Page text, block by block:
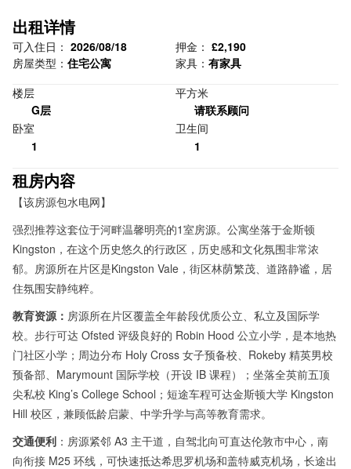
出租详情
可入住日： 2026/08/18 押金： £2,190
房屋类型： 住宅公寓 家具： 有家具
楼层
G层
平方米
请联系顾问
卧室
1
卫生间
1
租房内容
【该房源包水电网】
强烈推荐这套位于河畔温馨明亮的1室房源。公寓坐落于金斯顿
Kingston，在这个历史悠久的行政区，历史感和文化氛围非常浓
郁。房源所在片区是Kingston Vale，街区林荫繁茂、道路静谧，居
住氛围安静纯粹。
教育资源： 房源所在片区覆盖全年龄段优质公立、私立及国际学
校。步行可达 Ofsted 评级良好的 Robin Hood 公立小学，是本地热
门社区小学；周边分布 Holy Cross 女子预备校、Rokeby 精英男校
预备部、Marymount 国际学校（开设 IB 课程）；坐落全英前五顶
尖私校 King’s College School；短途车程可达金斯顿大学 Kingston
Hill 校区，兼顾低龄启蒙、中学升学与高等教育需求。
交通便利 ：房源紧邻 A3 主干道，自驾北向可直达伦敦市中心，南
向衔接 M25 环线，可快速抵达希思罗机场和盖特威克机场，长途出